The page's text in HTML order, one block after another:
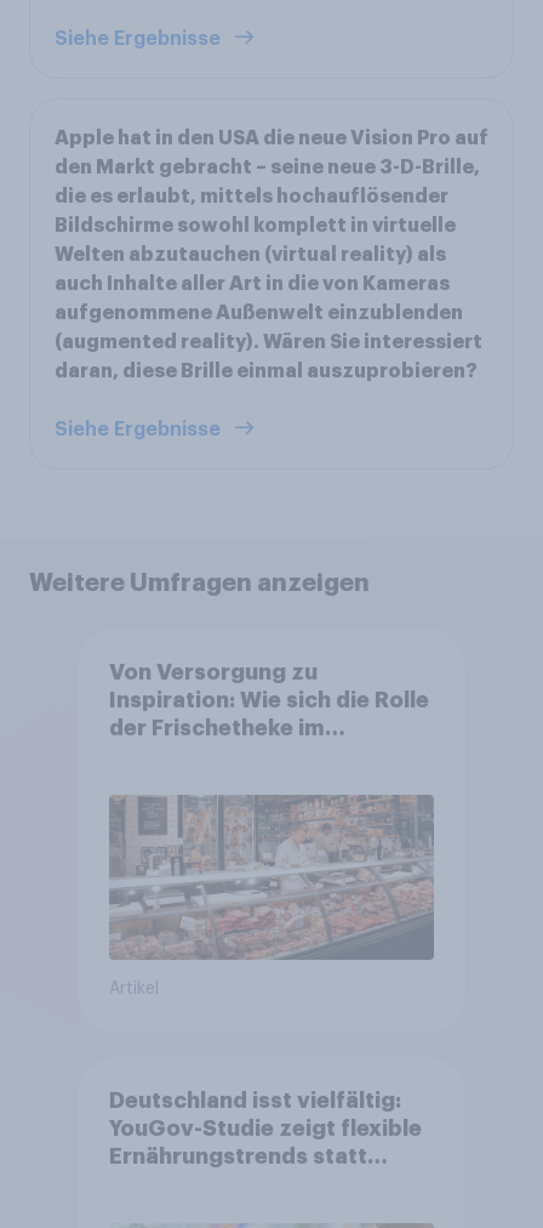
Siehe Ergebnisse
Apple hat in den USA die neue Vision Pro auf
den Markt gebracht – seine neue 3-D-Brille,
die es erlaubt, mittels hochauflösender
Bildschirme sowohl komplett in virtuelle
Welten abzutauchen (virtual reality) als
auch Inhalte aller Art in die von Kameras
aufgenommene Außenwelt einzublenden
(augmented reality). Wären Sie interessiert
daran, diese Brille einmal auszuprobieren?
Siehe Ergebnisse
Weitere Umfragen anzeigen
Von Versorgung zu
Inspiration: Wie sich die Rolle
der Frischetheke im
Artikel
Deutschland isst vielfältig:
YouGov-Studie zeigt flexible
Ernährungstrends statt